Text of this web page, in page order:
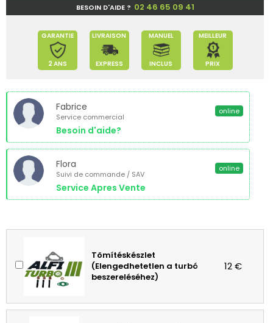
BESOIN D'AIDE ? 02 46 65 09 41
GARANTIE
2 ANS
LIVRAISON
EXPRESS
MANUEL
INCLUS
MEILLEUR
PRIX
Fabrice
Service commercial
Besoin d'aide?
online
Flora
Suivi de commande / SAV
Service Apres Vente
online
Tömítéskészlet
(Elengedhetetlen a turbó
beszereléséhez)
12 €